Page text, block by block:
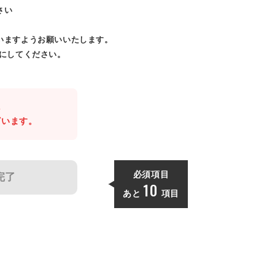
い
すようお願いいたします。
してください。
ます。
了 必須項目
あと 10 項目